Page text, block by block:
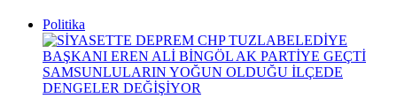
Politika